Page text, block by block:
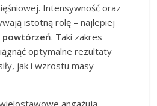
Intensywność oraz
istotną rolę – najlepiej
powtórzeń. Taki zakres
optymalne rezultaty
jak i wzrostu masy
angażują